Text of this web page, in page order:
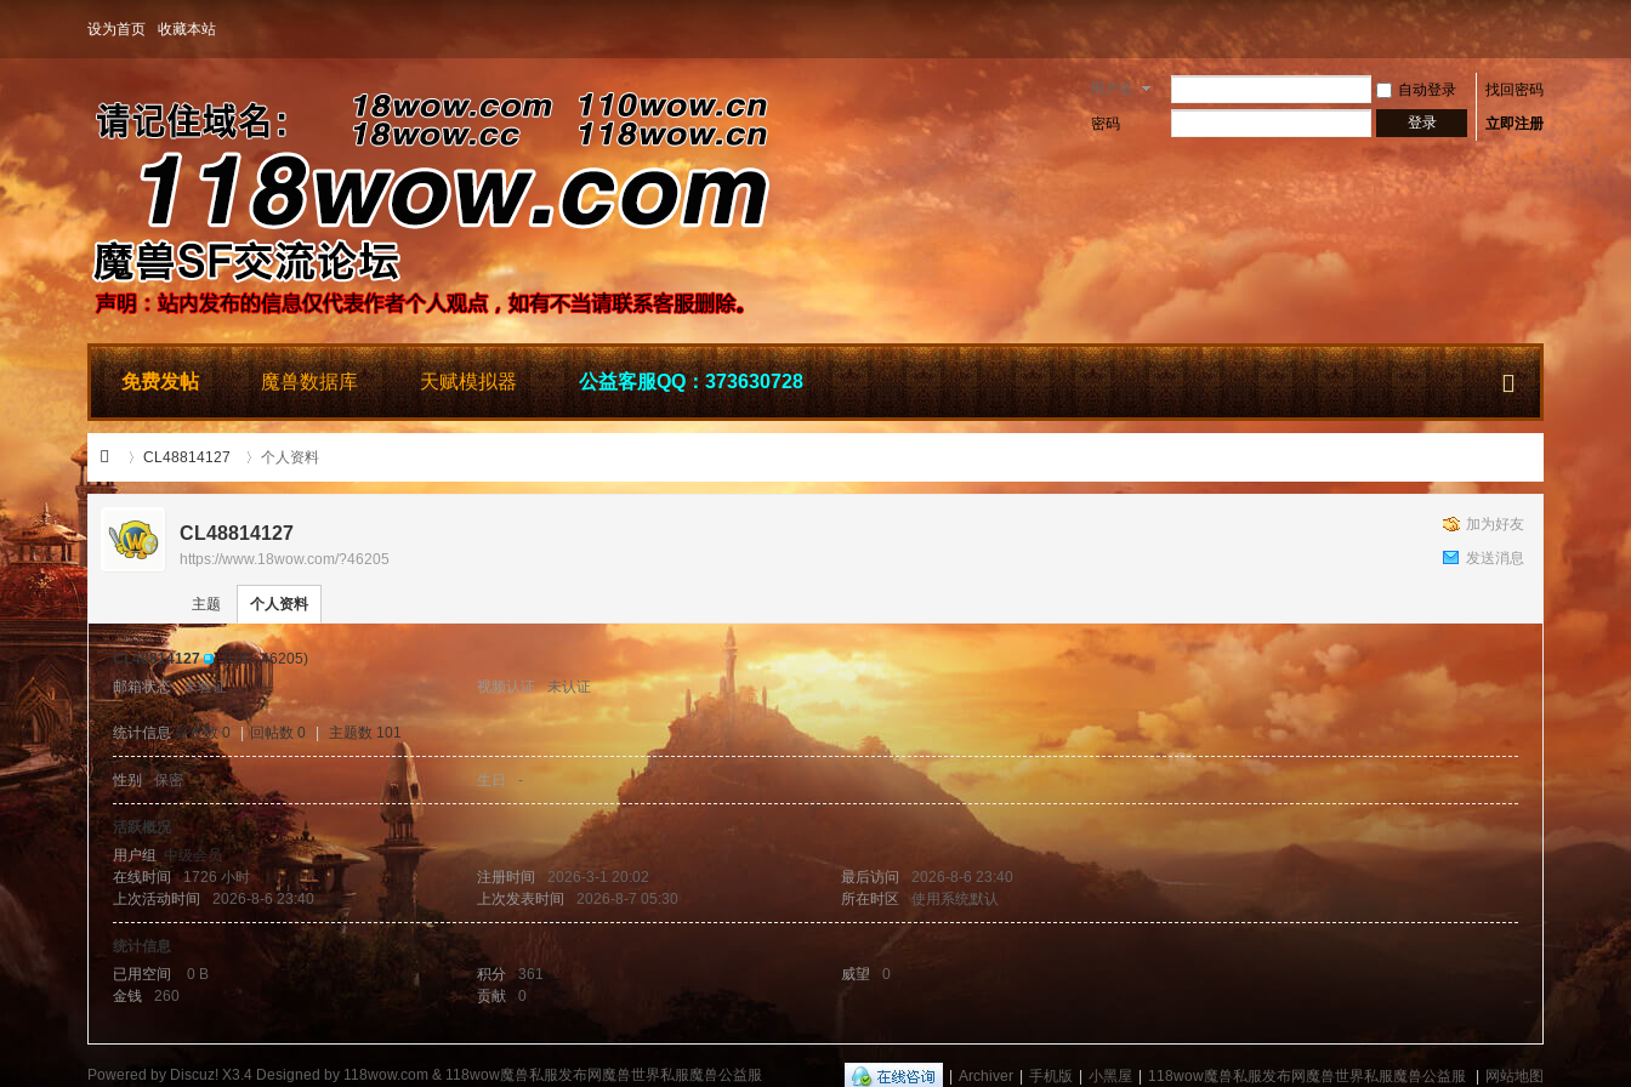
设为首页 收藏本站
用户名 自动登录
找回密码
密码
登录 立即注册
免费发帖 魔兽数据库 天赋模拟器 公益客服QQ：373630728
8w
CL48814127
›
个人资料
加为好友
发送消息
CL48814127
https://www.18wow.com/?46205
主题 个人资料
CL48814127
(UID: 46205)
邮箱状态
未验证 视频认证 未认证
统计信息 好友数 0 回帖数 0 主题数 101
性别 保密 生日 -
活跃概况
用户组 中级会员
在线时间
1726 小时 注册时间 2026-3-1 20:02 最后访问
2026-8-6 23:40
上次活动时间
2026-8-6 23:40 上次发表时间 2026-8-7 05:30 所在时区 使用系统默认
统计信息
已用空间
0 B 积分 361 威望
0
金钱
260 贡献 0
| Archiver | 手机版 | 小黑屋 | 118wow魔兽私服发布网魔兽世界私服魔兽公益服 | 网站地图
Powered by Discuz! X3.4 Designed by 118wow.com & 118wow魔兽私服发布网魔兽世界私服魔兽公益服